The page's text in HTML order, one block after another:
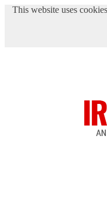
This website uses